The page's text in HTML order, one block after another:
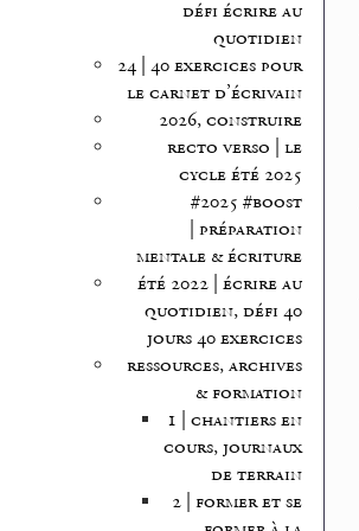
défi écrire au
quotidien
24 | 40 exercices pour
le carnet d’écrivain
2026, construire
recto verso | le
cycle été 2025
#2025 #boost
| préparation
mentale & écriture
été 2022 | écrire au
quotidien, défi 40
jours 40 exercices
ressources, archives
& formation
1 | chantiers en
cours, journaux
de terrain
2 | former et se